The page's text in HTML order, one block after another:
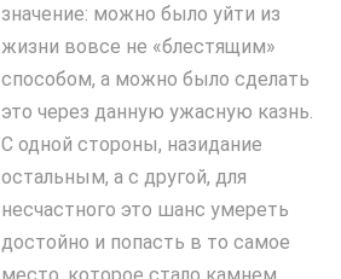
значение: можно было уйти из
жизни вовсе не «блестящим»
способом, а можно было сделать
это через данную ужасную казнь.
С одной стороны, назидание
остальным, а с другой, для
несчастного это шанс умереть
достойно и попасть в то самое
место, которое стало камнем